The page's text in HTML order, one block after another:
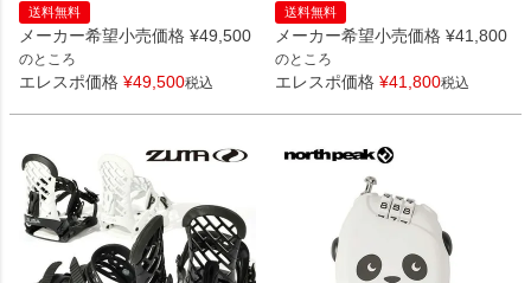
送料無料
メーカー希望小売価格 ¥49,500
のところ
エレスポ価格 ¥49,500税込
送料無料
メーカー希望小売価格 ¥41,800
のところ
エレスポ価格 ¥41,800税込